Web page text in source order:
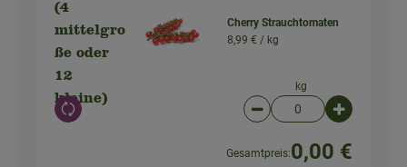
(4
mittelgro
ße oder
12
kleine)
Auswahl ändern
Cherry Strauchtomaten
8,99 € / kg
kg
Artikelanzahl
Gesamtpreis:0,00 €